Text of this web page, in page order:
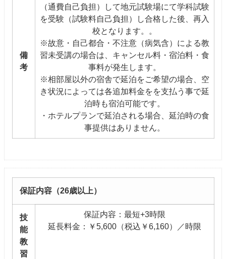
備
考
（通費自己負担）して地元試験場にて学科試験
を受験（試験料自己負担）し合格した後、再入
校となります。。
※故意・自己都合・不注意（病気含）による教
習未受講の場合は、キャンセル料・宿泊料・食
事料が発生します。
※相部屋以外の宿舎で延泊をご希望の場合、空
き状況によっては各追加料金をを支払う事で延
泊時も宿泊可能です。
・ホテルプランで延泊される場合、延泊時の食
事提供はありません。
保証内容（26歳以上）
技
能
教
習
保証内容：最短+3時限
延長料金：￥5,600（税込￥6,160）／時限